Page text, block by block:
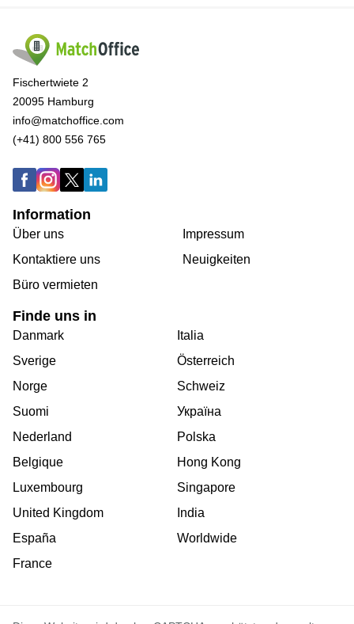
Fischertwiete 2
20095 Hamburg
info@matchoffice.com
(+41) 800 556 765
Information
Über uns
Kontaktiere uns
Büro vermieten
Impressum
Neuigkeiten
Finde uns in
Danmark
Sverige
Norge
Suomi
Nederland
Belgique
Luxembourg
United Kingdom
España
France
Italia
Österreich
Schweiz
Україна
Polska
Hong Kong
Singapore
India
Worldwide